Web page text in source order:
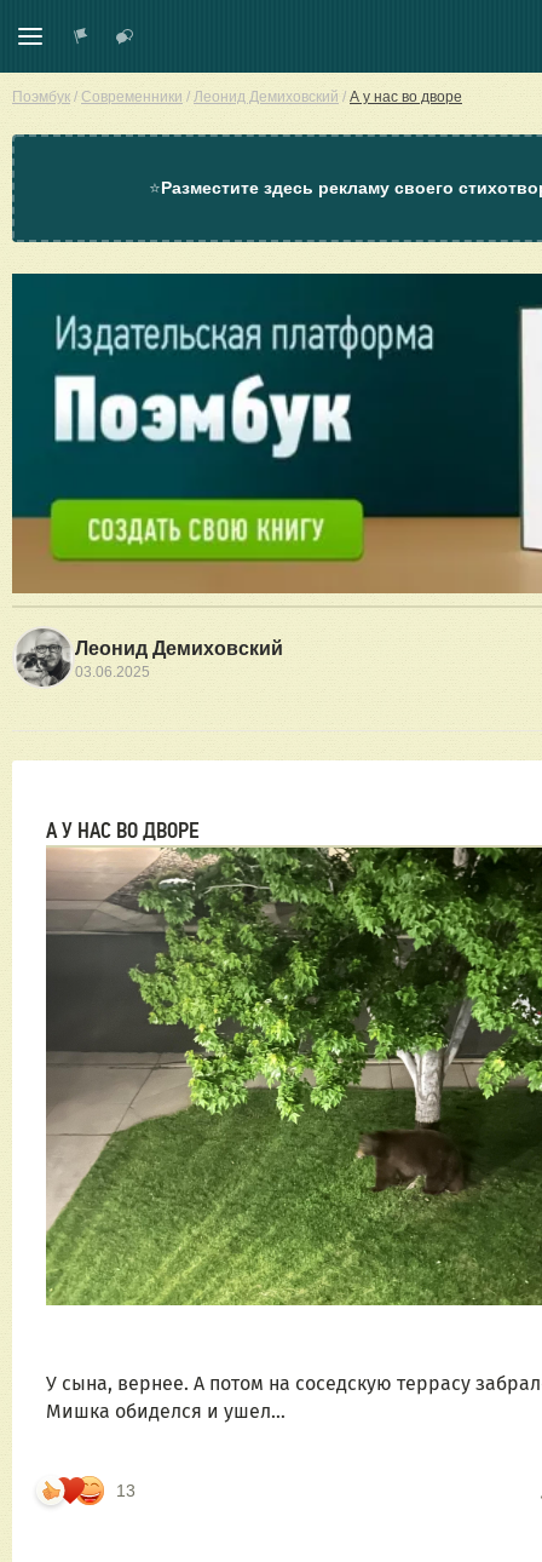
Поэмбук / Современники / Леонид Демиховский / А у нас во дворе
⭐Разместите здесь рекламу своего
Леонид Демиховский
03.06.2025
А У НАС ВО ДВОРЕ
У сына, вернее. А потом на соседскую террасу
Мишка обиделся и ушел…
13